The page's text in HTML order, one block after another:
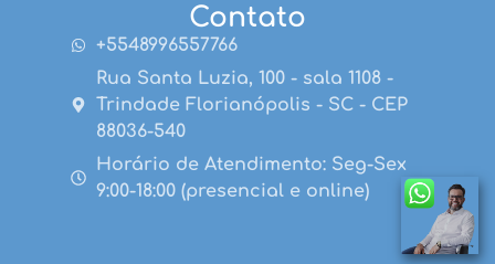
Contato
+5548996557766
Rua Santa Luzia, 100 - sala 1108 -
Trindade Florianópolis - SC - CEP
88036-540
Horário de Atendimento: Seg-Sex
9:00-18:00 (presencial e online)